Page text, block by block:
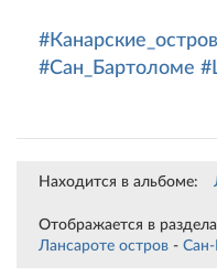
#Сан_Бартоломе
Находится в альбоме:
Отображается в
Лансароте остров -